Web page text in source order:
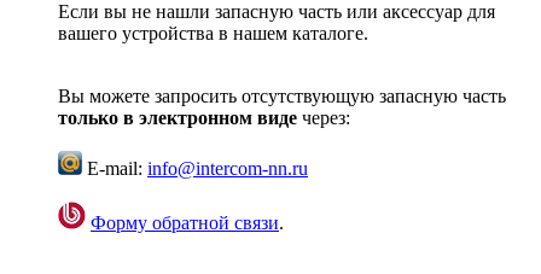
Если вы не нашли запасную часть или аксессуар для
вашего устройства в нашем каталоге.
Вы можете запросить отсутствующую запасную часть
только в электронном виде через:
E-mail: info@intercom-nn.ru
Форму обратной связи.